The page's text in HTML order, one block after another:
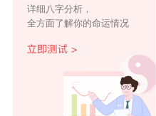
缠绵
网名男生简单气质 有内
青幼
歌尽友
详细八字分析，
全方面了解你的命运情况